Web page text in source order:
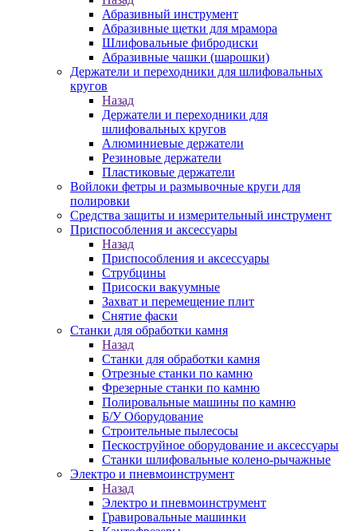
Абразивный инструмент
Абразивные щетки для мрамора
Шлифовальные фибродиски
Абразивные чашки (шарошки)
Держатели и переходники для шлифовальных
кругов
Назад
Держатели и переходники для
шлифовальных кругов
Алюминиевые держатели
Резиновые держатели
Пластиковые держатели
Войлоки фетры и размывочные круги для
полировки
Средства защиты и измерительный инструмент
Приспособления и аксессуары
Назад
Приспособления и аксессуары
Струбцины
Присоски вакуумные
Захват и перемещение плит
Снятие фаски
Станки для обработки камня
Назад
Станки для обработки камня
Отрезные станки по камню
Фрезерные станки по камню
Полировальные машины по камню
Б/У Оборудование
Строительные пылесосы
Пескоструйное оборудование и аксессуары
Станки шлифовальные колено-рычажные
Электро и пневмоинструмент
Назад
Электро и пневмоинструмент
Гравировальные машинки